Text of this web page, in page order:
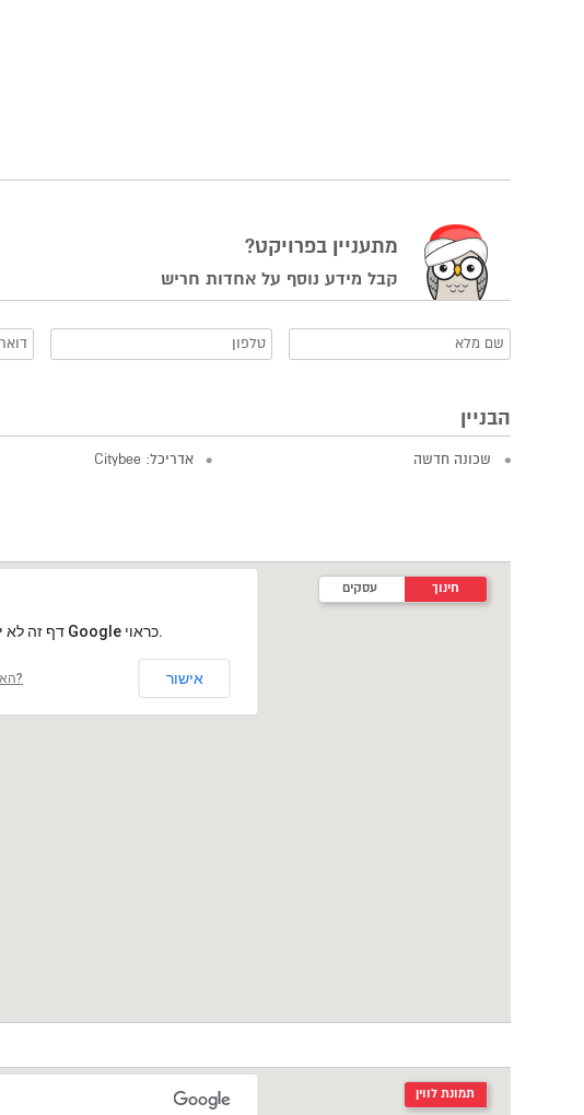
מתעניין בפרויקט?
קבל מידע נוסף על אחדות חריש
הבניין
שכונה חדשה אדריכל: Citybee
‏דף זה לא יכול לטעון את מפות Google כראוי.
האם האתר הזה בבעלותך? אישור
חינוך עסקים
תמונת לווין